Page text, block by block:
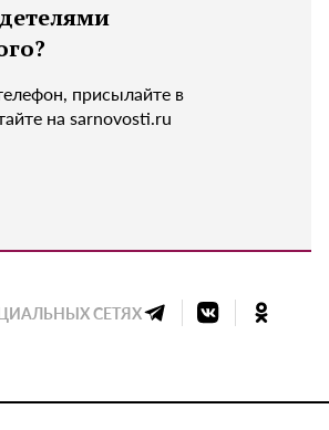
присылайте в
на sarnovosti.ru
СЕТЯХ